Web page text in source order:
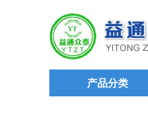
产品分类